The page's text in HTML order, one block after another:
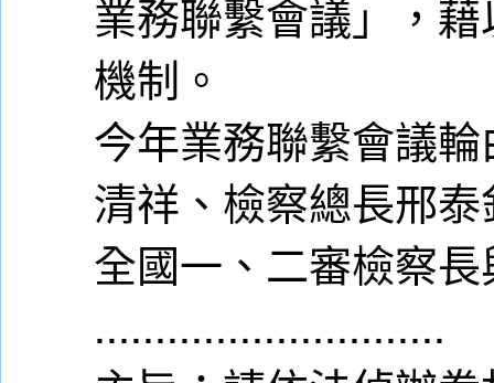
業務聯繫會議」，
機制。
今年業務聯繫會議
清祥、檢察總長邢
全國一、二審檢察
.............................